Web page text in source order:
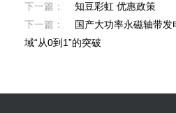
下一篇：
知豆彩虹 优惠政策
下一篇：
国产大功率永磁轴带发
域“从0到1”的突破